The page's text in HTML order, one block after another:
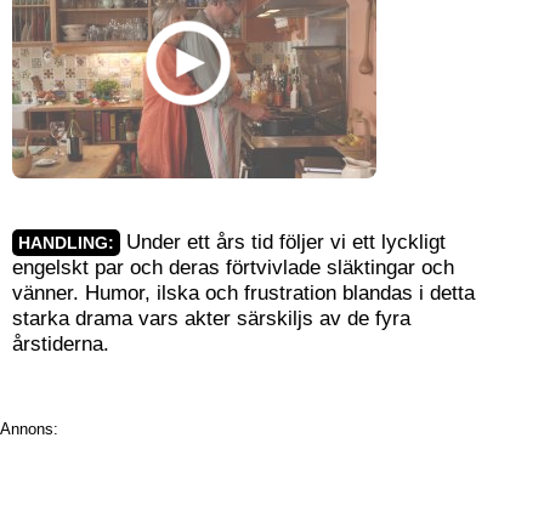
HANDLING:
Under ett års tid följer vi ett lyckligt
engelskt par och deras förtvivlade släktingar och
vänner. Humor, ilska och frustration blandas i detta
starka drama vars akter särskiljs av de fyra
årstiderna.
Annons: